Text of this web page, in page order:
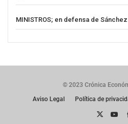
MINISTROS; en defensa de Sánchez
© 2023 Crónica
Aviso Legal
Política de